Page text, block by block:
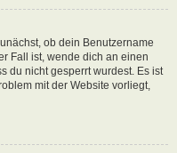
ob dein Benutzername
Fall ist, wende dich an einen
du nicht gesperrt wurdest. Es ist
mit der Website vorliegt,